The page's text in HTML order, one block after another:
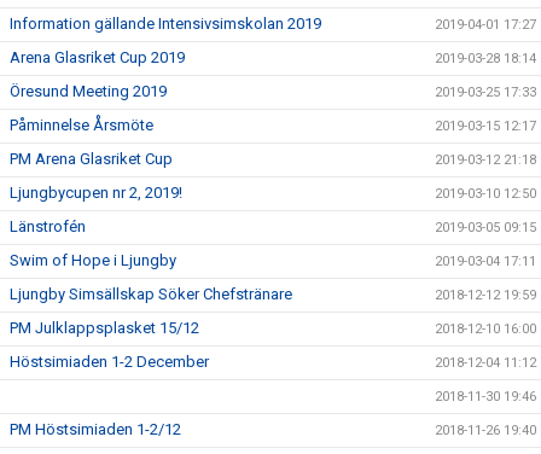
Information gällande Intensivsimskolan 2019 2019-04-01 17:27
Arena Glasriket Cup 2019 2019-03-28 18:14
Öresund Meeting 2019 2019-03-25 17:33
Påminnelse Årsmöte 2019-03-15 12:17
PM Arena Glasriket Cup 2019-03-12 21:18
Ljungbycupen nr 2, 2019! 2019-03-10 12:50
Länstrofén 2019-03-05 09:15
Swim of Hope i Ljungby 2019-03-04 17:11
Ljungby Simsällskap Söker Chefstränare 2018-12-12 19:59
PM Julklappsplasket 15/12 2018-12-10 16:00
Höstsimiaden 1-2 December 2018-12-04 11:12
2018-11-30 19:46
PM Höstsimiaden 1-2/12 2018-11-26 19:40